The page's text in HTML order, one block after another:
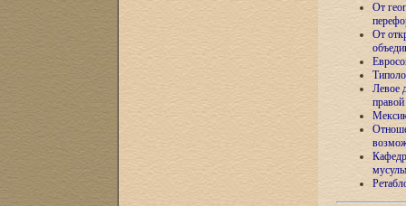
От
От
Левое